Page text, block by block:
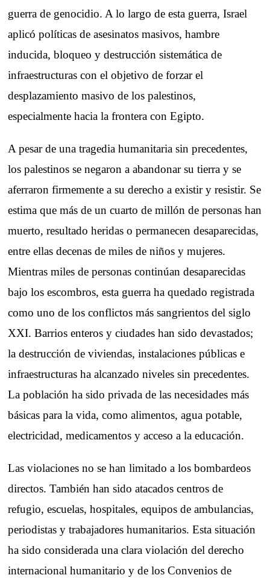
guerra de genocidio. A lo largo de esta guerra, Israel
aplicó políticas de asesinatos masivos, hambre
inducida, bloqueo y destrucción sistemática de
infraestructuras con el objetivo de forzar el
desplazamiento masivo de los palestinos,
especialmente hacia la frontera con Egipto.
A pesar de una tragedia humanitaria sin precedentes,
los palestinos se negaron a abandonar su tierra y se
aferraron firmemente a su derecho a existir y resistir. Se
estima que más de un cuarto de millón de personas han
muerto, resultado heridas o permanecen desaparecidas,
entre ellas decenas de miles de niños y mujeres.
Mientras miles de personas continúan desaparecidas
bajo los escombros, esta guerra ha quedado registrada
como uno de los conflictos más sangrientos del siglo
XXI. Barrios enteros y ciudades han sido devastados;
la destrucción de viviendas, instalaciones públicas e
infraestructuras ha alcanzado niveles sin precedentes.
La población ha sido privada de las necesidades más
básicas para la vida, como alimentos, agua potable,
electricidad, medicamentos y acceso a la educación.
Las violaciones no se han limitado a los bombardeos
directos. También han sido atacados centros de
refugio, escuelas, hospitales, equipos de ambulancias,
periodistas y trabajadores humanitarios. Esta situación
ha sido considerada una clara violación del derecho
internacional humanitario y de los Convenios de